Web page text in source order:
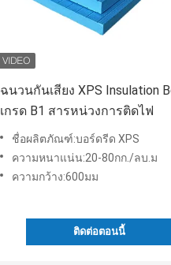
ฉนวนกันเสียง XPS Insulation
เกรด B1 สารหน่วงการติดไฟ
ชื่อผลิตภัณฑ์:บอร์ดรีด XPS
ความหนาแน่น:20-80กก./ลบ.ม
ความกว้าง:600มม
ติดต่อตอนนี้